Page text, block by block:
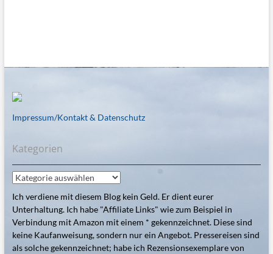
Impressum/Kontakt & Datenschutz
Kategorien
Kategorien
Ich verdiene mit diesem Blog kein Geld. Er dient eurer
Unterhaltung. Ich habe "Affiliate Links" wie zum Beispiel in
Verbindung mit Amazon mit einem * gekennzeichnet. Diese sind
keine Kaufanweisung, sondern nur ein Angebot. Pressereisen sind
als solche gekennzeichnet; habe ich Rezensionsexemplare von